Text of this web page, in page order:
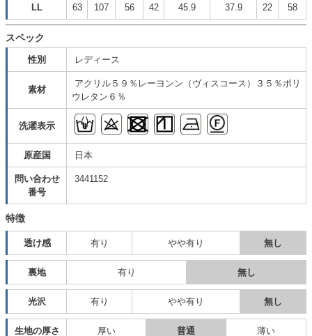
LL 63 107 56 42 45.9 37.9 22 58
スペック
性別 レディース
素材
アクリル５９％レーヨンン（ヴィスコース）３５％ポリ
ウレタン６％
洗濯表示
原産国 日本
問い合わせ
番号
3441152
特徴
透け感 有り やや有り 無し
裏地 有り 無し
光沢 有り やや有り 無し
生地の厚さ 厚い 普通 薄い